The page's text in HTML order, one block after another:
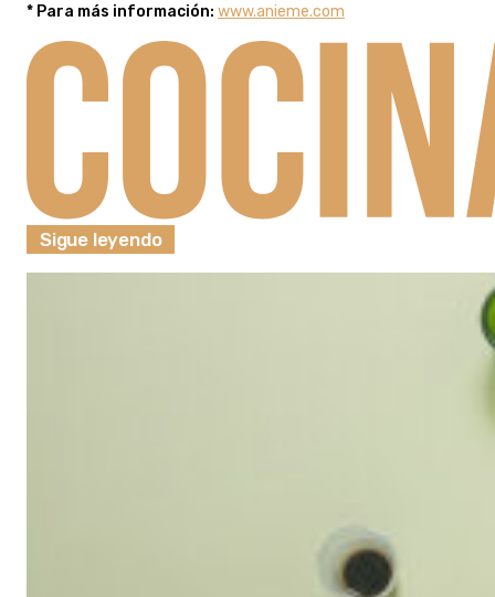
* Para más información: www.anieme.com
Sigue leyendo